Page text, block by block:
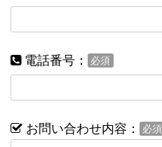
電話番号： 必須
お問い合わせ内容： 必須